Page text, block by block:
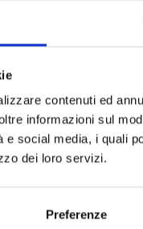
contenuti ed
informazioni sul
e social media, i quali
dei loro servizi.
Preferenze